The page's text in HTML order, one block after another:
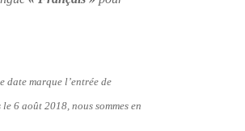
date marque l’entrée de
6 août 2018, nous sommes en